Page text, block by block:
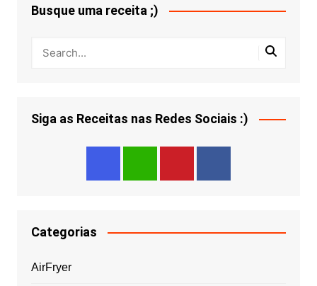
Busque uma receita ;)
Siga as Receitas nas Redes Sociais :)
Categorias
AirFryer